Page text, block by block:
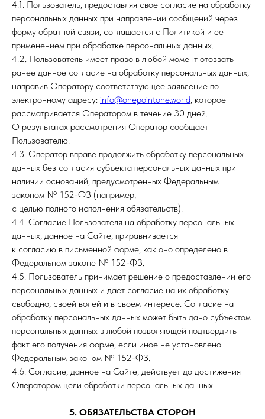
4.1. Пользователь, предоставляя свое согласие на обработку
персональных данных при направлении сообщений через
форму обратной связи, соглашается с Политикой и ее
применением при обработке персональных данных.
4.2. Пользователь имеет право в любой момент отозвать
ранее данное согласие на обработку персональных данных,
направив Оператору соответствующее заявление по
электронному адресу: info@onepointone.world, которое
рассматривается Оператором в течение 30 дней.
О результатах рассмотрения Оператор сообщает
Пользователю.
4.3. Оператор вправе продолжить обработку персональных
данных без согласия субъекта персональных данных при
наличии оснований, предусмотренных Федеральным
законом № 152-ФЗ (например,
с целью полного исполнения обязательств).
4.4. Согласие Пользователя на обработку персональных
данных, данное на Сайте, приравнивается
к согласию в письменной форме, как оно определено в
Федеральном законе № 152-ФЗ.
4.5. Пользователь принимает решение о предоставлении его
персональных данных и дает согласие на их обработку
свободно, своей волей и в своем интересе. Согласие на
обработку персональных данных может быть дано субъектом
персональных данных в любой позволяющей подтвердить
факт его получения форме, если иное не установлено
Федеральным законом № 152-ФЗ.
4.6. Согласие, данное на Сайте, действует до достижения
Оператором цели обработки персональных данных.
5. ОБЯЗАТЕЛЬСТВА СТОРОН